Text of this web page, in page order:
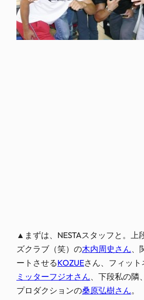
▲まずは、NESTAスタッフと。上
ズクラブ（笑）の木内周史さん、
ートさせるKOZUEさん、フィッ
ミッターフジオさん、下段私の隣
プロダクションの桑原弘樹さん。